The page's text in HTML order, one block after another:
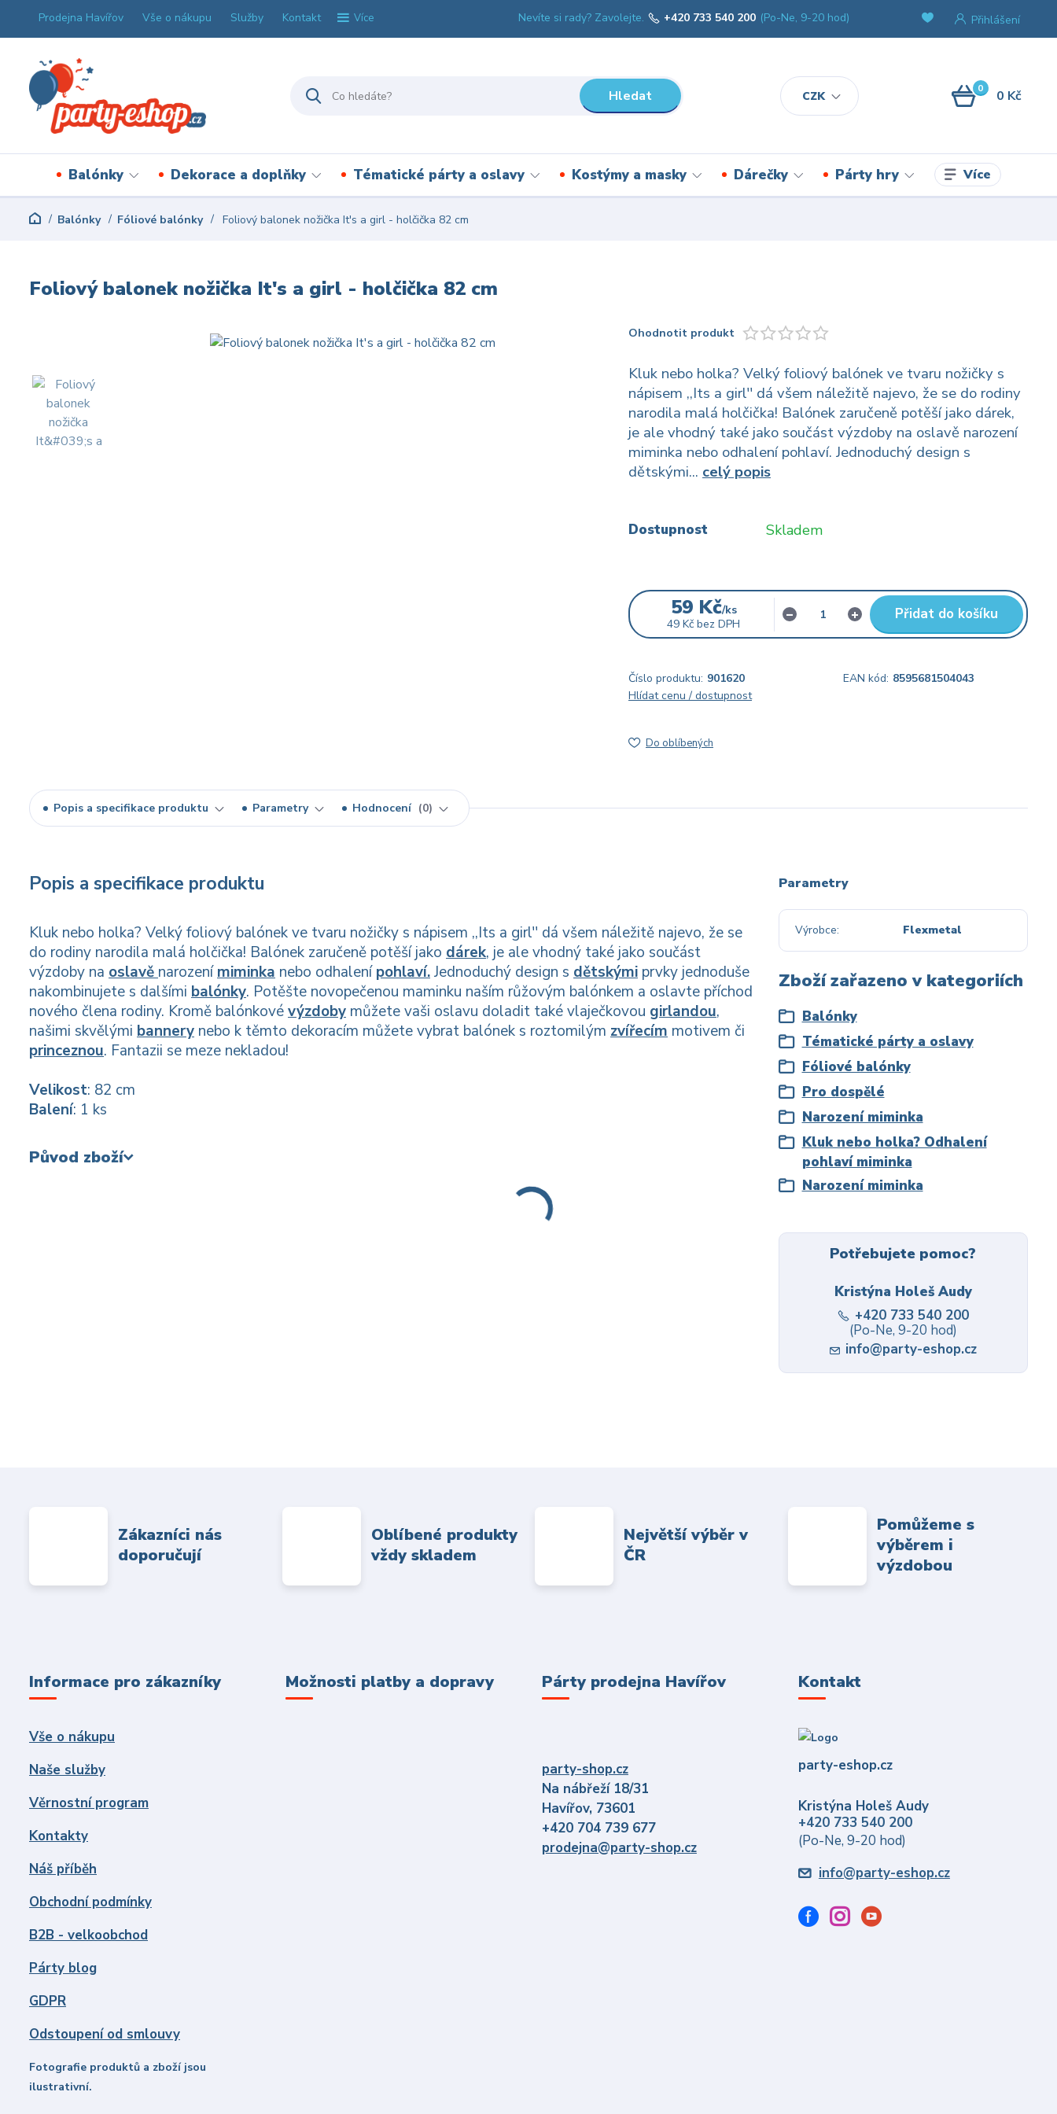
Prodejna Havířov Vše o nákupu Služby Kontakt Více
CZK
Přihlášení
Hledat
Nevíte si rady? Zavolejte. +420 733 540 200 (Po-Ne, 9-20 hod)
0 0 Kč
Balónky Dekorace a doplňky Tématické párty a oslavy Kostýmy a masky Dárečky Párty hry Více
Balónky Fóliové balónky Foliový balonek nožička It's a girl - holčička 82 cm
Foliový balonek nožička It's a girl - holčička 82 cm
Ohodnotit produkt
Kluk nebo holka? Velký foliový balónek ve tvaru nožičky s
nápisem ,,Its a girl'' dá všem náležitě najevo, že se do rodiny
narodila malá holčička! Balónek zaručeně potěší jako dárek,
je ale vhodný také jako součást výzdoby na oslavě narození
miminka nebo odhalení pohlaví. Jednoduchý design s
dětskými... celý popis
Dostupnost Skladem
59 Kč/ks
49 Kč bez DPH
Přidat do košíku
Číslo produktu: 901620 EAN kód: 8595681504043
Hlídat cenu / dostupnost
Do oblíbených
Popis a specifikace produktu Parametry Hodnocení 0
Popis a specifikace produktu
Kluk nebo holka? Velký foliový balónek ve tvaru nožičky s nápisem ,,Its a girl'' dá všem náležitě najevo, že se
do rodiny narodila malá holčička! Balónek zaručeně potěší jako dárek, je ale vhodný také jako součást
výzdoby na oslavě narozenímiminka nebo odhalenípohlaví.Jednoduchý design s dětskými prvky jednoduše
nakombinujete s dalšími balónky. Potěšte novopečenou maminku naším růžovým balónkem a oslavte příchod
nového člena rodiny. Kromě balónkovévýzdoby můžete vaši oslavu doladit také vlaječkovou girlandou,
našimi skvělými bannery nebo k těmto dekoracím můžete vybrat balónek s roztomilým zvířecím motivem či
princeznou. Fantazii se meze nekladou!
Velikost: 82 cm
Balení: 1 ks
Původ zboží
Parametry
Výrobce Flexmetal
Zboží zařazeno v kategoriích
Balónky
Tématické párty a oslavy
Fóliové balónky
Pro dospělé
Narození miminka
Kluk nebo holka? Odhalení
pohlaví miminka
Narození miminka
Potřebujete pomoc?
Kristýna Holeš Audy
+420 733 540 200
(Po-Ne, 9-20 hod)
info@party-eshop.cz
Zákazníci nás
doporučují
Oblíbené produkty
vždy skladem
Největší výběr v
ČR
Pomůžeme s
výběrem i
výzdobou
Informace pro zákazníky
Vše o nákupu
Naše služby
Věrnostní program
Kontakty
Náš příběh
Obchodní podmínky
B2B - velkoobchod
Párty blog
GDPR
Odstoupení od smlouvy
Fotografie produktů a zboží jsou
ilustrativní.
Možnosti platby a dopravy Párty prodejna Havířov
party-shop.cz
Na nábřeží 18/31
Havířov, 73601
+420 704 739 677
prodejna@party-shop.cz
Kontakt
party-eshop.cz
Kristýna Holeš Audy
+420 733 540 200
(Po-Ne, 9-20 hod)
info@party-eshop.cz